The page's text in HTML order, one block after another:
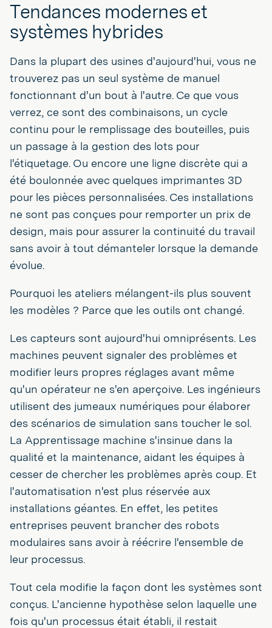
Tendances modernes et
systèmes hybrides
Dans la plupart des usines d'aujourd'hui, vous ne
trouverez pas un seul système de manuel
fonctionnant d'un bout à l'autre. Ce que vous
verrez, ce sont des combinaisons, un cycle
continu pour le remplissage des bouteilles, puis
un passage à la gestion des lots pour
l'étiquetage. Ou encore une ligne discrète qui a
été boulonnée avec quelques imprimantes 3D
pour les pièces personnalisées. Ces installations
ne sont pas conçues pour remporter un prix de
design, mais pour assurer la continuité du travail
sans avoir à tout démanteler lorsque la demande
évolue.
Pourquoi les ateliers mélangent-ils plus souvent
les modèles ? Parce que les outils ont changé.
Les capteurs sont aujourd'hui omniprésents. Les
machines peuvent signaler des problèmes et
modifier leurs propres réglages avant même
qu'un opérateur ne s'en aperçoive. Les ingénieurs
utilisent des jumeaux numériques pour élaborer
des scénarios de simulation sans toucher le sol.
La Apprentissage machine s'insinue dans la
qualité et la maintenance, aidant les équipes à
cesser de chercher les problèmes après coup. Et
l'automatisation n'est plus réservée aux
installations géantes. En effet, les petites
entreprises peuvent brancher des robots
modulaires sans avoir à réécrire l'ensemble de
leur processus.
Tout cela modifie la façon dont les systèmes sont
conçus. L'ancienne hypothèse selon laquelle une
fois qu'un processus était établi, il restait